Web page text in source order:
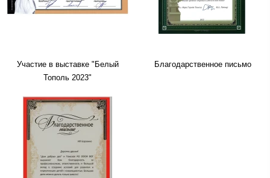
Участие в выставке "Белый
Тополь 2023"
Благодарственное письмо